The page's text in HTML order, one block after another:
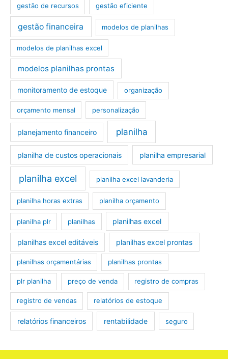
gestão de recursos gestão eficiente
gestão financeira modelos de planilhas
modelos de planilhas excel
modelos planilhas prontas
monitoramento de estoque organização
orçamento mensal personalização
planejamento financeiro planilha
planilha de custos operacionais planilha empresarial
planilha excel planilha excel lavanderia
planilha horas extras planilha orçamento
planilha plr planilhas planilhas excel
planilhas excel editáveis planilhas excel prontas
planilhas orçamentárias planilhas prontas
plr planilha preço de venda registro de compras
registro de vendas relatórios de estoque
relatórios financeiros rentabilidade seguro